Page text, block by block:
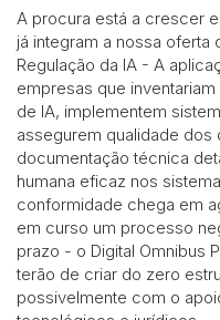
A procura está a crescer
já integram a nossa
Regulação da IA - A
empresas que
de IA, implementem
assegurem qualidade dos
documentação técnica
humana eficaz nos
conformidade chega em
em curso um processo
prazo - o Digital Omnibus
terão de criar do zero
possivelmente com o